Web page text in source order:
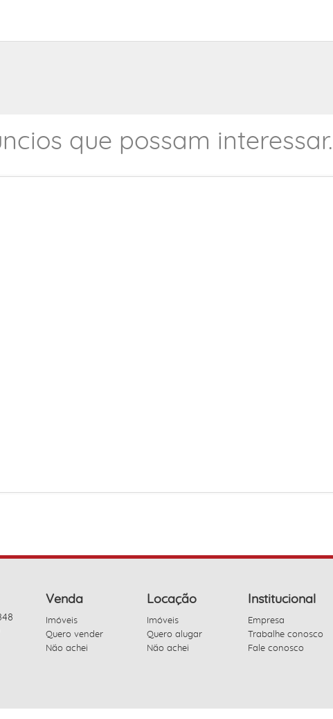
que possam interessar.
Venda
Imóveis
Quero vender
Não achei
Locação
Imóveis
Quero alugar
Não achei
Institucional
Empresa
Trabalhe conosco
Fale conosco